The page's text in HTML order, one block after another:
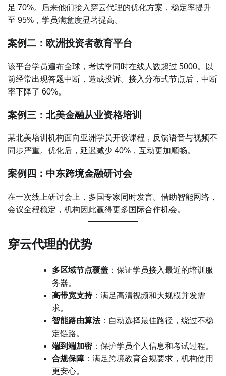
足 70%。后来他们接入穿云代理的优化方案，稳定率提升
至 95%，学员满意度显著提高。
案例二：欧洲投资者教育平台
该平台学员遍布全球，考试季同时在线人数超过 5000。以
前经常出现答题中断，造成投诉。接入分布式节点后，中断
率下降了 60%。
案例三：北美金融从业资格培训
某北美培训机构面向亚洲学员开设课程，反馈语音与视频不
同步严重。优化后，延迟减少 40%，互动更加顺畅。
案例四：中东跨境金融研讨会
在一次线上研讨会上，多国专家同时发言。借助智能网络，
会议全程稳定，机构因此赢得更多国际合作机会。
穿云代理的优势
多区域节点覆盖 ：保证学员接入最近的培训服
务器。
高带宽支持：满足高清视频和大规模并发需
求。
智能路由算法：自动选择最佳路径，绕过不稳
定链路。
端到端加密：保护学员个人信息和考试过程。
合规保障：满足跨境教育合规要求，机构使用
更安心。